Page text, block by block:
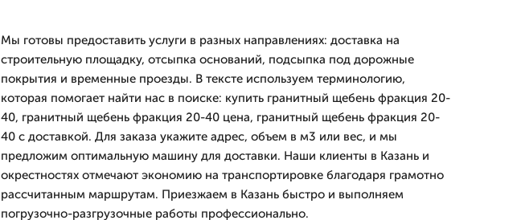
Мы готовы предоставить услуги в разных направлениях: доставка на
строительную площадку, отсыпка оснований, подсыпка под дорожные
покрытия и временные проезды. В тексте используем терминологию,
которая помогает найти нас в поиске: купить гранитный щебень фракция 20-
40, гранитный щебень фракция 20-40 цена, гранитный щебень фракция 20-
40 с доставкой. Для заказа укажите адрес, объем в м3 или вес, и мы
предложим оптимальную машину для доставки. Наши клиенты в Казань и
окрестностях отмечают экономию на транспортировке благодаря грамотно
рассчитанным маршрутам. Приезжаем в Казань быстро и выполняем
погрузочно-разгрузочные работы профессионально.